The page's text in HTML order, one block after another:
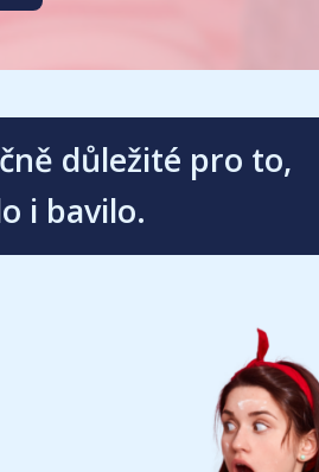
důležité pro to,
i bavilo.